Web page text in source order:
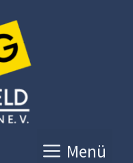
Menü